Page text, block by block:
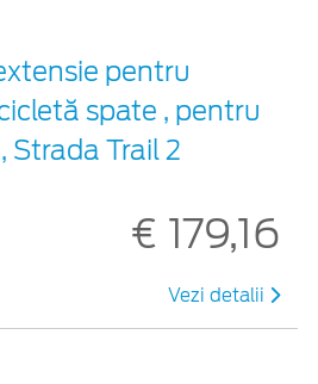
pentru
spate , pentru
Strada Trail 2
€ 179,16
Vezi detalii